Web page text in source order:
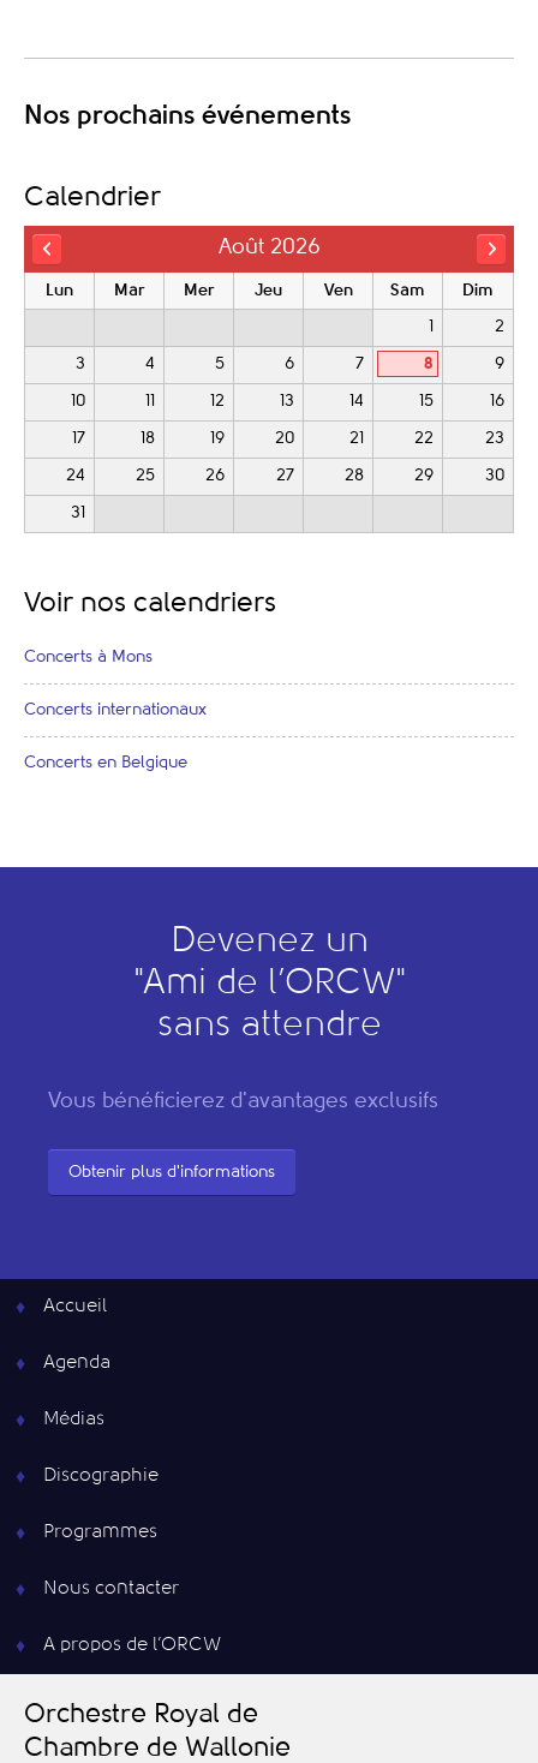
Nos prochains événements
Calendrier
Août 2026
Lun Mar Mer Jeu Ven Sam Dim
1 2
3 4 5 6 7 8 9
10 11 12 13 14 15 16
17 18 19 20 21 22 23
24 25 26 27 28 29 30
31
Voir nos calendriers
Concerts à Mons
Concerts internationaux
Concerts en Belgique
Devenez un
"Ami de l’ORCW"
sans attendre
Vous bénéficierez d'avantages exclusifs
Obtenir plus d'informations
Accueil
Agenda
Médias
Discographie
Programmes
Nous contacter
A propos de l’ORCW
Orchestre Royal de
Chambre de Wallonie